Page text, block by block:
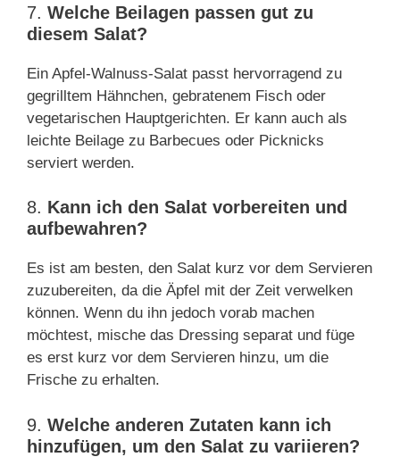
7. Welche Beilagen passen gut zu
diesem Salat?
Ein Apfel-Walnuss-Salat passt hervorragend zu
gegrilltem Hähnchen, gebratenem Fisch oder
vegetarischen Hauptgerichten. Er kann auch als
leichte Beilage zu Barbecues oder Picknicks
serviert werden.
8. Kann ich den Salat vorbereiten und
aufbewahren?
Es ist am besten, den Salat kurz vor dem Servieren
zuzubereiten, da die Äpfel mit der Zeit verwelken
können. Wenn du ihn jedoch vorab machen
möchtest, mische das Dressing separat und füge
es erst kurz vor dem Servieren hinzu, um die
Frische zu erhalten.
9. Welche anderen Zutaten kann ich
hinzufügen, um den Salat zu variieren?